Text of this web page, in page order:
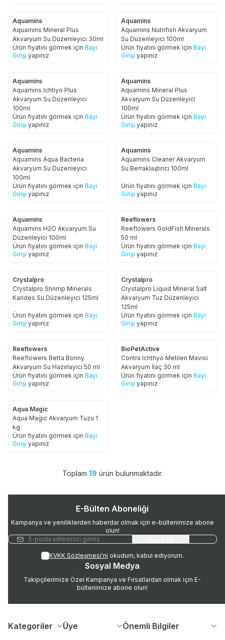
Aquamins
Aquamins Mineral Plus
Akvaryum Su Düzenleyici 30ml
Ürün fiyatını görmek için Bayi
Girişi yapınız
Aquamins
Aquamins Nutrifish Akvaryum
Su Düzenleyici 100ml
Ürün fiyatını görmek için Bayi
Girişi yapınız
Aquamins
Aquamins Ichtiyo Plus
Akvaryum Su Düzenleyici
100ml
Ürün fiyatını görmek için Bayi
Girişi yapınız
Aquamins
Aquamins Mineral Plus
Akvaryum Su Düzenleyici
100ml
Ürün fiyatını görmek için Bayi
Girişi yapınız
Aquamins
Aquamins Aqua Bacteria
Akvaryum Su Düzenleyici
100ml
Ürün fiyatını görmek için Bayi
Girişi yapınız
Aquamins
Aquamins Cleaner Akvaryum
Su Berraklaştırıcı 100ml
Ürün fiyatını görmek için Bayi
Girişi yapınız
Aquamins
Aquamins H2O Akvaryum Su
Düzenleyici 100ml
Ürün fiyatını görmek için Bayi
Girişi yapınız
Reeflowers
Reeflowers GoldFish Minerals
50 ml
Ürün fiyatını görmek için Bayi
Girişi yapınız
Crystalpro
Crystalpro Shrimp Minerals
Karides Su Düzenleyici 125ml
Ürün fiyatını görmek için Bayi
Girişi yapınız
Crystalpro
Crystalpro Liquid Mineral Salt
Akvaryum Tuz Düzenleyici
125ml
Ürün fiyatını görmek için Bayi
Girişi yapınız
Reeflowers
Reeflowers Betta Bonny
Akvaryum Su Hazırlayıcı 50 ml
Ürün fiyatını görmek için Bayi
Girişi yapınız
BioPetActive
Contra Ichthyo Metilen Mavisi
Akvaryum İlaç 30 ml
Ürün fiyatını görmek için Bayi
Girişi yapınız
Aqua Magic
Aqua Magic Akvaryum Tuzu 1
kg
Ürün fiyatını görmek için Bayi
Girişi yapınız
Toplam 19 ürün bulunmaktadır.
E-Bülten Aboneliği
Kampanya ve yeniliklerden haberdar olmak için e-bültenimize abone
olun!
KVKK Sözleşmesi'ni okudum, kabul ediyorum.
Sosyal Medya
Takipçilerimize Özel Kampanya ve Fırsatlardan olmak için E-
bültenimize abone olun!
Kategoriler Üye Önemli Bilgiler